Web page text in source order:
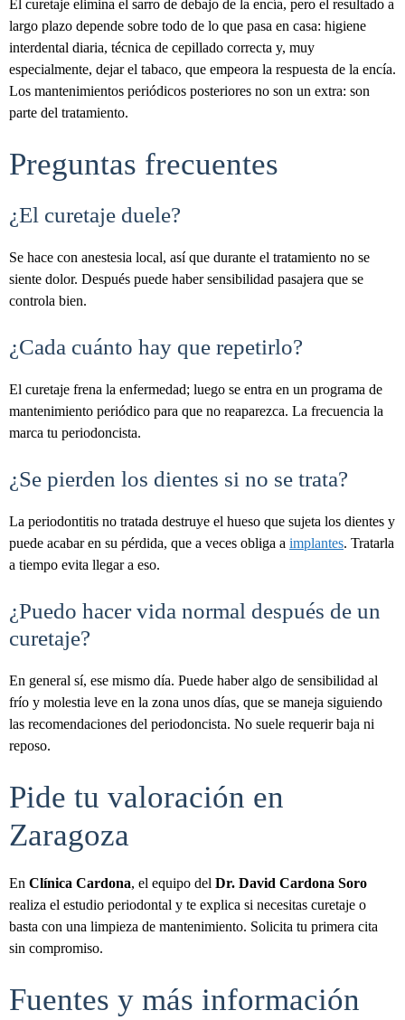
El curetaje elimina el sarro de debajo de la encía, pero el resultado a
largo plazo depende sobre todo de lo que pasa en casa: higiene
interdental diaria, técnica de cepillado correcta y, muy
especialmente, dejar el tabaco, que empeora la respuesta de la encía.
Los mantenimientos periódicos posteriores no son un extra: son
parte del tratamiento.
Preguntas frecuentes
¿El curetaje duele?
Se hace con anestesia local, así que durante el tratamiento no se
siente dolor. Después puede haber sensibilidad pasajera que se
controla bien.
¿Cada cuánto hay que repetirlo?
El curetaje frena la enfermedad; luego se entra en un programa de
mantenimiento periódico para que no reaparezca. La frecuencia la
marca tu periodoncista.
¿Se pierden los dientes si no se trata?
La periodontitis no tratada destruye el hueso que sujeta los dientes y
puede acabar en su pérdida, que a veces obliga a implantes. Tratarla
a tiempo evita llegar a eso.
¿Puedo hacer vida normal después de un
curetaje?
En general sí, ese mismo día. Puede haber algo de sensibilidad al
frío y molestia leve en la zona unos días, que se maneja siguiendo
las recomendaciones del periodoncista. No suele requerir baja ni
reposo.
Pide tu valoración en
Zaragoza
En Clínica Cardona, el equipo del Dr. David Cardona Soro
realiza el estudio periodontal y te explica si necesitas curetaje o
basta con una limpieza de mantenimiento. Solicita tu primera cita
sin compromiso.
Fuentes y más información